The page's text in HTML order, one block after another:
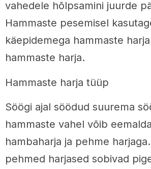
vahedele hõlpsamini juurde
Hammaste pesemisel
käepidemega hammaste
hammaste harja.
Hammaste harja tüüp
Söögi ajal söödud suurema
hammaste vahel võib
hambaharja ja pehme
pehmed harjased sobivad